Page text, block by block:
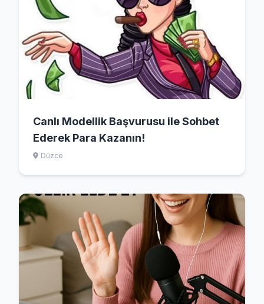
Canlı Modellik Başvurusu ile Sohbet
Ederek Para Kazanın!
Düzce